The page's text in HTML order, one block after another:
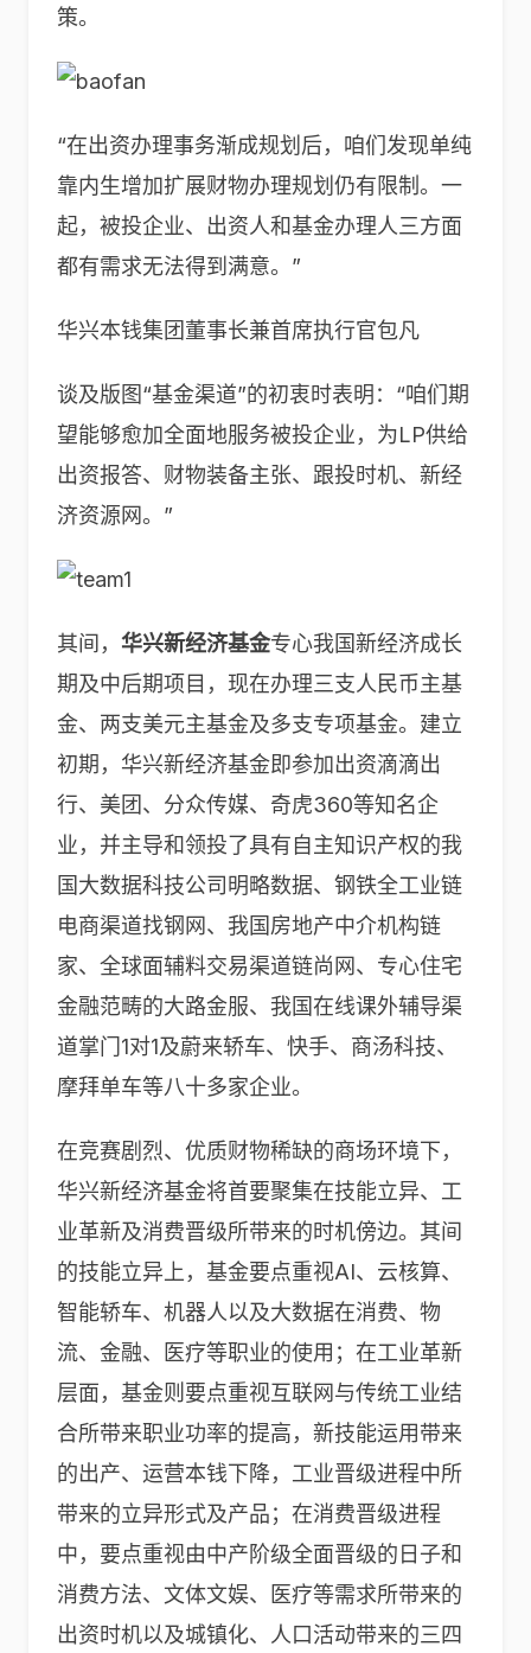
策。
“在出资办理事务渐成规划后，咱们发现单纯
靠内生增加扩展财物办理规划仍有限制。一
起，被投企业、出资人和基金办理人三方面
都有需求无法得到满意。”
华兴本钱集团董事长兼首席执行官包凡
谈及版图“基金渠道”的初衷时表明：“咱们期
望能够愈加全面地服务被投企业，为LP供给
出资报答、财物装备主张、跟投时机、新经
济资源网。”
其间， 华兴新经济基金专心我国新经济成长
期及中后期项目，现在办理三支人民币主基
金、两支美元主基金及多支专项基金。建立
初期，华兴新经济基金即参加出资滴滴出
行、美团、分众传媒、奇虎360等知名企
业，并主导和领投了具有自主知识产权的我
国大数据科技公司明略数据、钢铁全工业链
电商渠道找钢网、我国房地产中介机构链
家、全球面辅料交易渠道链尚网、专心住宅
金融范畴的大路金服、我国在线课外辅导渠
道掌门1对1及蔚来轿车、快手、商汤科技、
摩拜单车等八十多家企业。
在竞赛剧烈、优质财物稀缺的商场环境下，
华兴新经济基金将首要聚集在技能立异、工
业革新及消费晋级所带来的时机傍边。其间
的技能立异上，基金要点重视AI、云核算、
智能轿车、机器人以及大数据在消费、物
流、金融、医疗等职业的使用；在工业革新
层面，基金则要点重视互联网与传统工业结
合所带来职业功率的提高，新技能运用带来
的出产、运营本钱下降，工业晋级进程中所
带来的立异形式及产品；在消费晋级进程
中，要点重视由中产阶级全面晋级的日子和
消费方法、文体文娱、医疗等需求所带来的
出资时机以及城镇化、人口活动带来的三四